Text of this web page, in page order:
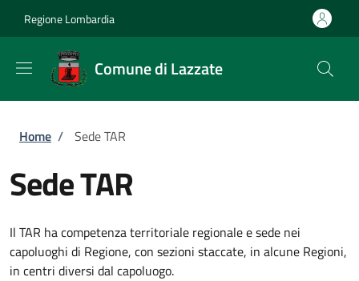
Regione Lombardia
Comune di Lazzate
Briciole di pane
Home / Sede TAR
Sede TAR
Il TAR ha competenza territoriale regionale e sede nei
capoluoghi di Regione, con sezioni staccate, in alcune Regioni,
in centri diversi dal capoluogo.